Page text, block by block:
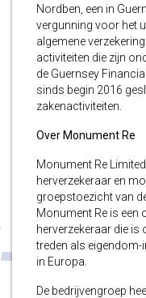
Nordben, een in
vergunning voor het
algemene
activiteiten die zijn
de Guernsey
sinds begin 2016
zakenactiviteiten.
Over Monument Re
Monument Re
herverzekeraar en
groepstoezicht van
Monument Re is een
herverzekeraar die
treden als eigendom-
in Europa.
De bedrijvengroep